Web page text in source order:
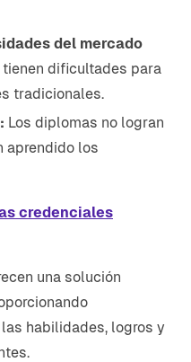
del mercado
tienen dificultades para
tradicionales.
Los diplomas no logran
aprendido los
credenciales
una solución
habilidades, logros y